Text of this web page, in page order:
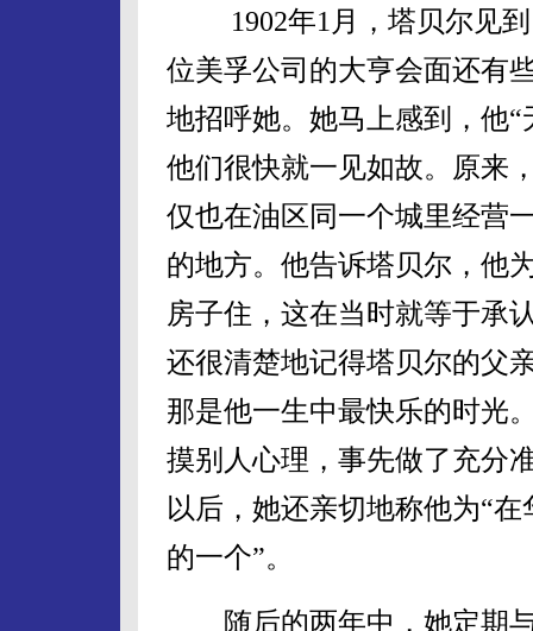
1902年1月，塔贝尔见到
位美孚公司的大亨会面还有
地招呼她。她马上感到，他
他们很快就一见如故。原来
仅也在油区同一个城里经营
的地方。他告诉塔贝尔，他
房子住，这在当时就等于承
还很清楚地记得塔贝尔的父
那是他一生中最快乐的时光
摸别人心理，事先做了充分
以后，她还亲切地称他为“
的一个”。
随后的两年中，她定期与